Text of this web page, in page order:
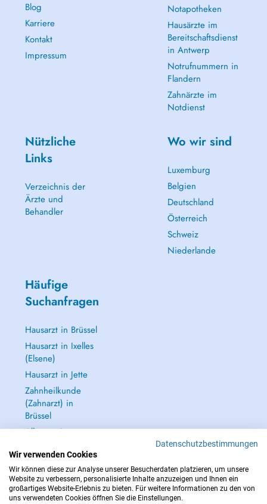
Blog
Karriere
Kontakt
Impressum
Notapotheken
Hausärzte im
Bereitschaftsdienst
in Antwerp
Notrufnummern in
Flandern
Zahnärzte im
Notdienst
Nützliche
Links
Verzeichnis der
Ärzte und
Behandler
Wo wir sind
Luxemburg
Belgien
Deutschland
Österreich
Schweiz
Niederlande
Häufige
Suchanfragen
Hausarzt in Brüssel
Hausarzt in Ixelles
(Elsene)
Hausarzt in Jette
Zahnheilkunde
(Zahnarzt) in
Brüssel
Alle anzeigen →
IM NOTFALL WENDEN SIE SICH AN : 112
Datenschutzbestimmungen
Wir verwenden Cookies
Wir können diese zur Analyse unserer Besucherdaten platzieren, um unsere
Website zu verbessern, personalisierte Inhalte anzuzeigen und Ihnen ein
großartiges Website-Erlebnis zu bieten. Für weitere Informationen zu den von
uns verwendeten Cookies öffnen Sie die Einstellungen.